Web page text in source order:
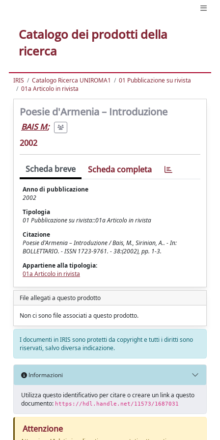
Catalogo dei prodotti della
ricerca
IRIS Catalogo Ricerca UNIROMA1
01 Pubblicazione su rivista
01a Articolo in rivista
Poesie d'Armenia – Introduzione
BAIS M;
2002
Scheda breve Scheda completa
Anno di pubblicazione
2002
Tipologia
01 Pubblicazione su rivista::01a Articolo in rivista
Citazione
Poesie d'Armenia – Introduzione / Bais, M., Sirinian, A.. - In:
BOLLETTARIO. - ISSN 1723-9761. - 38:(2002), pp. 1-3.
Appartiene alla tipologia:
01a Articolo in rivista
File allegati a questo prodotto
Non ci sono file associati a questo prodotto.
I documenti in IRIS sono protetti da copyright e tutti i diritti sono
riservati, salvo diversa indicazione.
Informazioni
Utilizza questo identificativo per citare o creare un link a questo
documento: https://hdl.handle.net/11573/1687031
Attenzione